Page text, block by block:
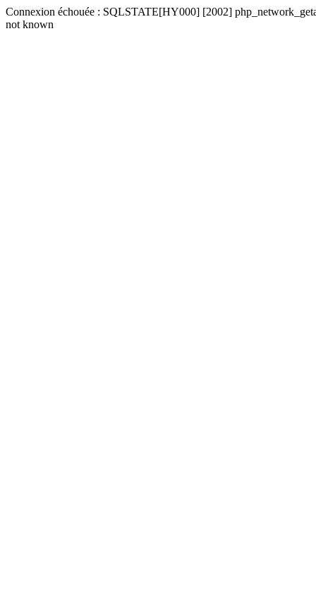
Connexion échouée : SQLSTATE[HY000] [2002]
not known